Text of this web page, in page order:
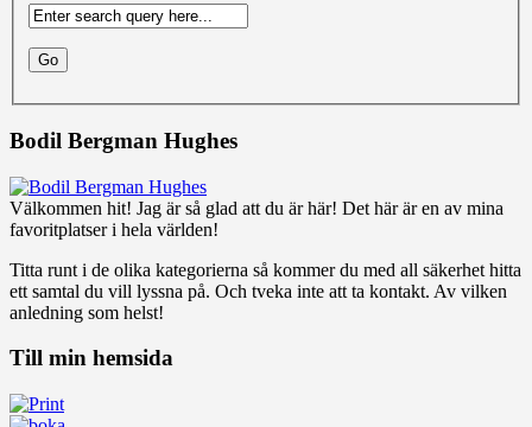
Bodil Bergman Hughes
Välkommen hit! Jag är så glad att du är här! Det här är en av mina
favoritplatser i hela världen!
Titta runt i de olika kategorierna så kommer du med all säkerhet hitta
ett samtal du vill lyssna på. Och tveka inte att ta kontakt. Av vilken
anledning som helst!
Till min hemsida